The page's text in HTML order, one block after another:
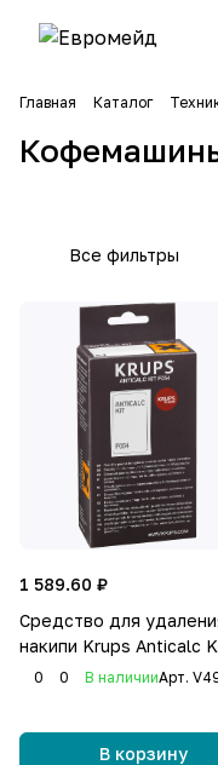
Главная Каталог
суары
для
кофем
товаров
маши
ны
товара
Все фильтры
1 589.60 ₽
Средство для
накипи Krups Anticalc
0 0 В наличииАрт.
В корзину